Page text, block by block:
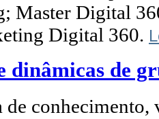
Master Digital
Digital 360.
dinâmicas de
de